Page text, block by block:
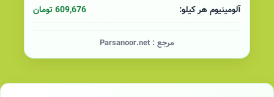
آلومینیوم هر کیلو:
609,676 تومان
مرجع : Parsanoor.net